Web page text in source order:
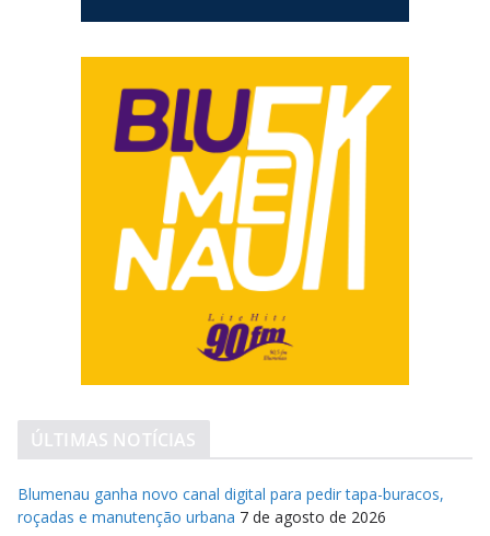
ÚLTIMAS NOTÍCIAS
Blumenau ganha novo canal digital para pedir tapa-buracos,
roçadas e manutenção urbana 7 de agosto de 2026